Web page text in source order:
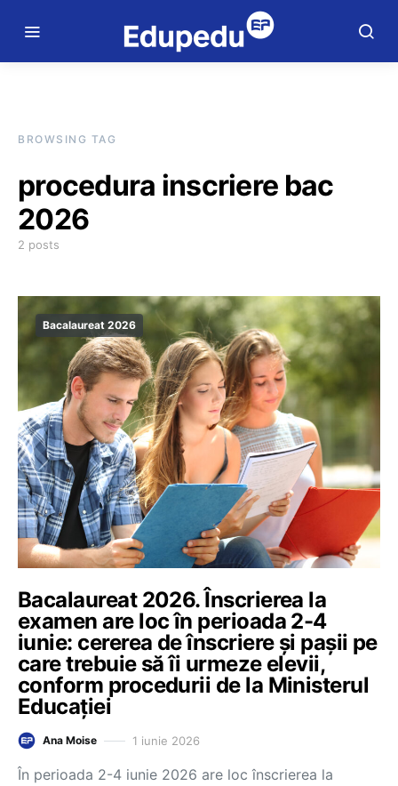
BROWSING TAG
procedura inscriere bac
2026
2 posts
Bacalaureat 2026
Bacalaureat 2026. Înscrierea la
examen are loc în perioada 2-4
iunie: cererea de înscriere și pașii pe
care trebuie să îi urmeze elevii,
conform procedurii de la Ministerul
Educației
Ana Moise 1 iunie 2026
În perioada 2-4 iunie 2026 are loc înscrierea la